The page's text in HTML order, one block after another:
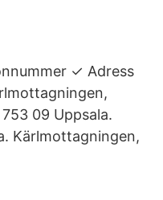
✓ Adress
09 Uppsala.
Kärlmottagningen,